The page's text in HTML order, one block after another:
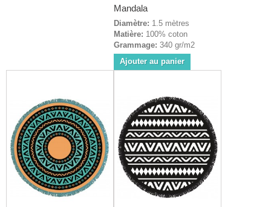
Mandala
Diamètre: 1.5 mètres
Matière: 100% coton
Grammage: 340 gr/m2
Ajouter au panier